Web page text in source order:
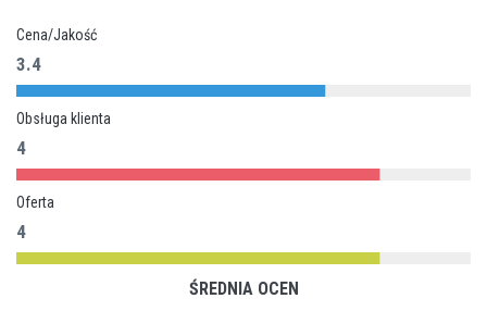
Cena/Jakość
3.4
Obsługa klienta
4
Oferta
4
ŚREDNIA OCEN